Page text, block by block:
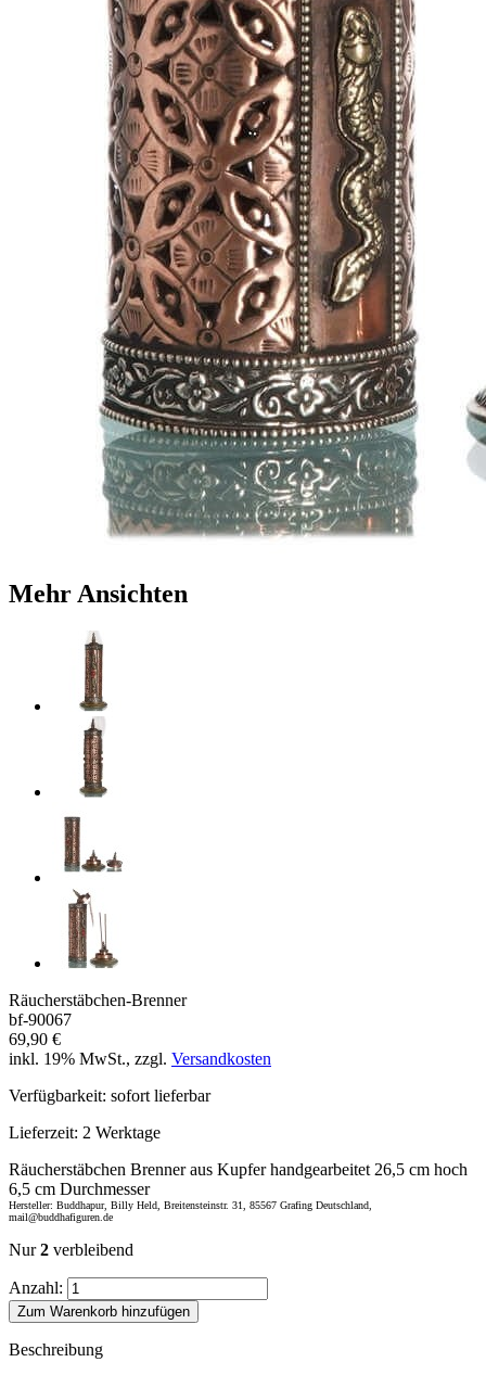
Mehr Ansichten
Räucherstäbchen-Brenner
bf-90067
69,90 €
inkl. 19% MwSt., zzgl. Versandkosten
Verfügbarkeit: sofort lieferbar
Lieferzeit: 2 Werktage
Räucherstäbchen Brenner aus Kupfer handgearbeitet 26,5 cm hoch
6,5 cm Durchmesser
Hersteller: Buddhapur, Billy Held, Breitensteinstr. 31, 85567 Grafing Deutschland,
mail@buddhafiguren.de
Nur2 verbleibend
Anzahl:
Zum Warenkorb hinzufügen
Beschreibung